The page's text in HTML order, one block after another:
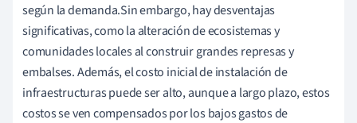
según la demanda.Sin embargo, hay desventajas
significativas, como la alteración de ecosistemas y
comunidades locales al construir grandes represas y
embalses. Además, el costo inicial de instalación de
infraestructuras puede ser alto, aunque a largo plazo, estos
costos se ven compensados por los bajos gastos de